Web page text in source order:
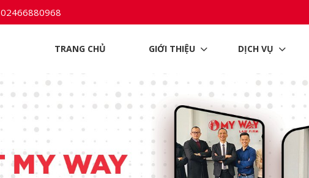
02466880968
TRANG CHỦ GIỚI THIỆU DỊCH VỤ